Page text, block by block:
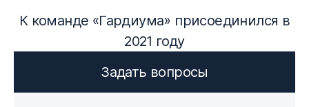
К команде «Гардиума» присоединился в
2021 году
Задать вопросы